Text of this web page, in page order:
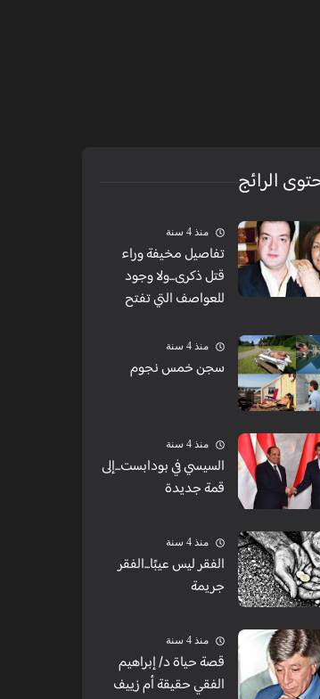
الرائج
منذ 4 سنة
تفاصيل مخيفة وراء
قتل ذكرى...ولا وجود
للعواصف التي تفتح
منذ 4 سنة
سجن خمس نجوم
منذ 4 سنة
السيسي في بودابست...إلى
قمة جديدة
منذ 4 سنة
الفقر ليس عيبًا...الفقر
جريمة
منذ 4 سنة
قصة حياة د/ إبراهيم
الفقي حقيقة أم زييف